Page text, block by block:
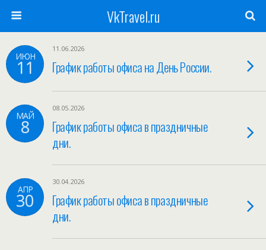
VkTravel.ru
ИЮН
11
11.06.2026
График работы офиса на День России.
МАЙ
8
08.05.2026
График работы офиса в праздничные
дни.
АПР
30
30.04.2026
График работы офиса в праздничные
дни.